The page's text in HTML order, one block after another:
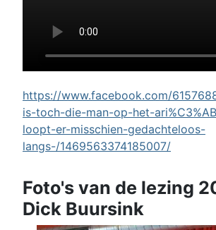
https://www.facebook.com/
is-toch-die-man-op-het-
loopt-er-misschien-gedachteloos-
langs-/1469563374185007/
Foto's van de lezing
Dick Buursink